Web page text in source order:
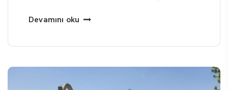
Devamını oku